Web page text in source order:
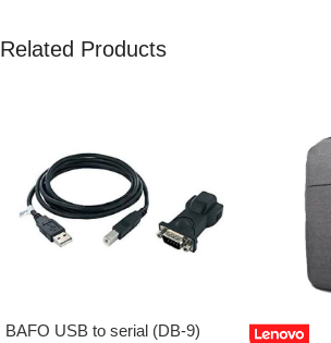
Related Products
BAFO USB to serial (DB-9)